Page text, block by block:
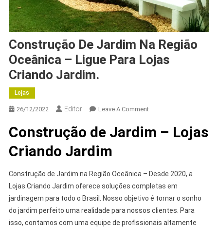
Construção De Jardim Na Região
Oceânica – Ligue Para Lojas
Criando Jardim.
Lojas
26/12/2022 Editor Leave A Comment
Construção de Jardim – Lojas
Criando Jardim
Construção de Jardim na Região Oceânica – Desde 2020, a
Lojas Criando Jardim oferece soluções completas em
jardinagem para todo o Brasil. Nosso objetivo é tornar o sonho
do jardim perfeito uma realidade para nossos clientes. Para
isso, contamos com uma equipe de profissionais altamente